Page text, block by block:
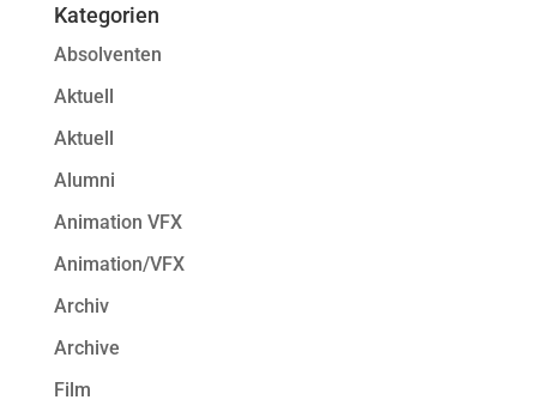
Kategorien
Absolventen
Aktuell
Aktuell
Alumni
Animation VFX
Animation/VFX
Archiv
Archive
Film